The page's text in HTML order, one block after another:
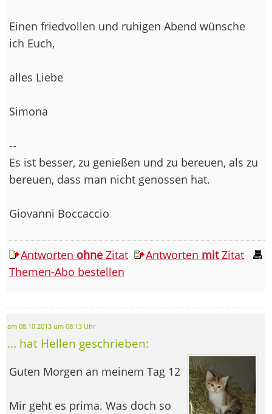
Einen friedvollen und ruhigen Abend wünsche
ich Euch,
alles Liebe
Simona
--
Es ist besser, zu genießen und zu bereuen, als zu
bereuen, dass man nicht genossen hat.
Giovanni Boccaccio
Antworten ohne Zitat Antworten mitZitat
Themen-Abo bestellen
am 08.10.2013 um 08:13 Uhr
... hat Hellen geschrieben:
Guten Morgen an meinem Tag 12
Mir geht es prima. Was doch so